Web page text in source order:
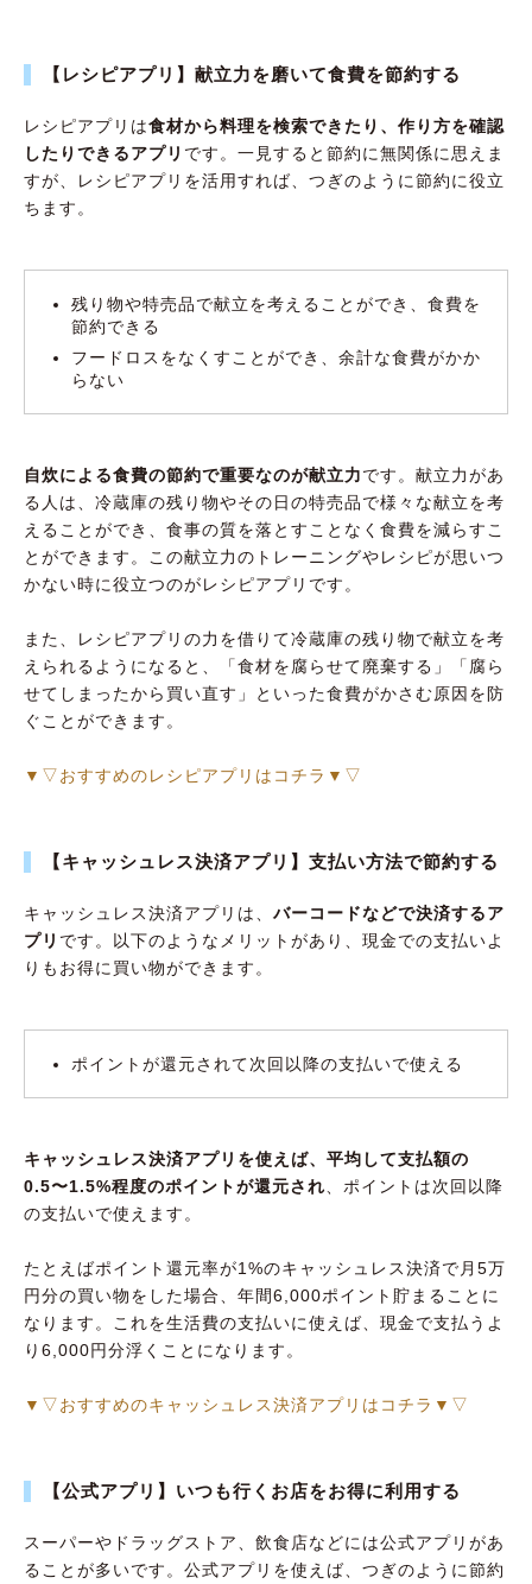
【レシピアプリ】献立力を磨いて食費を節約する
レシピアプリは食材から料理を検索できたり、作り方を確認
したりできるアプリ です。一見すると節約に無関係に思えま
すが、レシピアプリを活用すれば、つぎのように節約に役立
ちます。
残り物や特売品で献立を考えることができ、食費を
節約できる
フードロスをなくすことができ、余計な食費がかか
らない
自炊による食費の節約で重要なのが献立力です。献立力があ
る人は、冷蔵庫の残り物やその日の特売品で様々な献立を考
えることができ、食事の質を落とすことなく食費を減らすこ
とができます。この献立力のトレーニングやレシピが思いつ
かない時に役立つのがレシピアプリです。
また、レシピアプリの力を借りて冷蔵庫の残り物で献立を考
えられるようになると、「食材を腐らせて廃棄する」「腐ら
せてしまったから買い直す」といった食費がかさむ原因を防
ぐことができます。
▼▽おすすめのレシピアプリはコチラ▼▽
【キャッシュレス決済アプリ】支払い方法で節約する
キャッシュレス決済アプリは、 バーコードなどで決済するア
プリ です。以下のようなメリットがあり、現金での支払いよ
りもお得に買い物ができます。
ポイントが還元されて次回以降の支払いで使える
キャッシュレス決済アプリを使えば、平均して支払額の
0.5〜1.5%程度のポイントが還元され 、ポイントは次回以降
の支払いで使えます。
たとえばポイント還元率が1%のキャッシュレス決済で月5万
円分の買い物をした場合、年間6,000ポイント貯まることに
なります。これを生活費の支払いに使えば、現金で支払うよ
り6,000円分浮くことになります。
▼▽おすすめのキャッシュレス決済アプリはコチラ▼▽
【公式アプリ】いつも行くお店をお得に利用する
スーパーやドラッグストア、飲食店などには公式アプリがあ
ることが多いです。公式アプリを使えば、つぎのように節約